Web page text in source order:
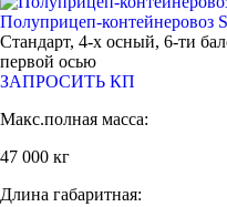
Полуприцеп-контейнеровоз
Стандарт, 4-х осный, 6-ти
первой осью
ЗАПРОСИТЬ КП
Макс.полная масса:
47 000 кг
Длина габаритная: